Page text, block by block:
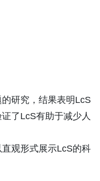
研究，结果表明LcS
了LcS有助于减少人
观形式展示LcS的科